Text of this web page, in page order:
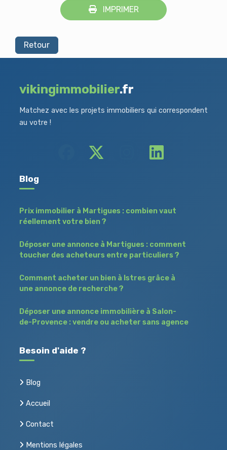
IMPRIMER
Retour
vikingimmobilier.fr
Matchez avec les projets immobiliers qui correspondent
au votre !
Blog
Prix immobilier à Martigues : combien vaut
réellement votre bien ?
Déposer une annonce à Martigues : comment
toucher des acheteurs entre particuliers ?
Comment acheter un bien à Istres grâce à
une annonce de recherche ?
Déposer une annonce immobilière à Salon-
de-Provence : vendre ou acheter sans agence
Besoin d'aide ?
Blog
Accueil
Contact
Mentions légales